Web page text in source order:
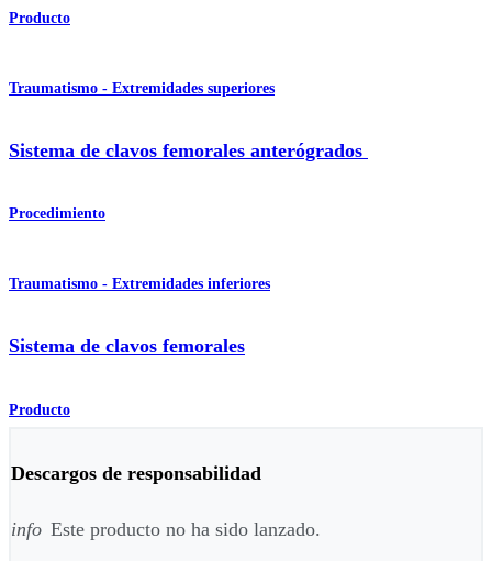
Producto
Traumatismo - Extremidades superiores
Sistema de clavos femorales anterógrados
Procedimiento
Traumatismo - Extremidades inferiores
Sistema de clavos femorales
Producto
Descargos de responsabilidad
info Este producto no ha sido lanzado.